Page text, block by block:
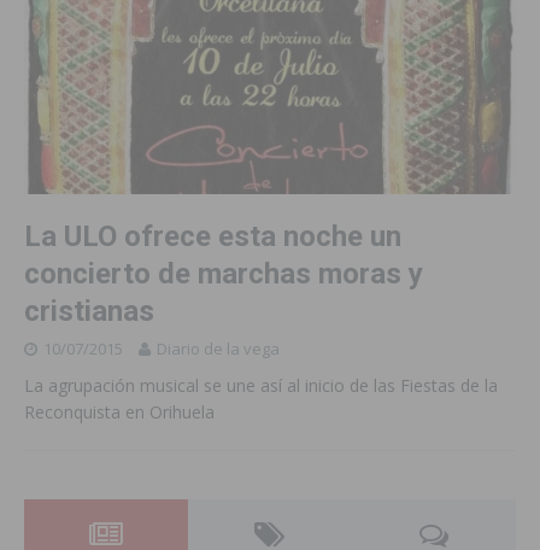
La ULO ofrece esta noche un
concierto de marchas moras y
cristianas
10/07/2015 Diario de la vega
La agrupación musical se une así al inicio de las Fiestas de la
Reconquista en Orihuela